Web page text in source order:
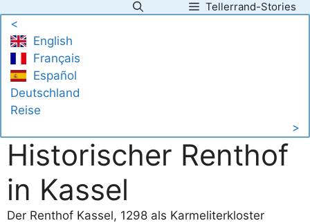
Inhalt
springen
Tellerrand-Stories
<
English
Français
Español
Deutschland
Reise
>
Historischer Renthof
in Kassel
Der Renthof Kassel, 1298 als Karmeliterkloster